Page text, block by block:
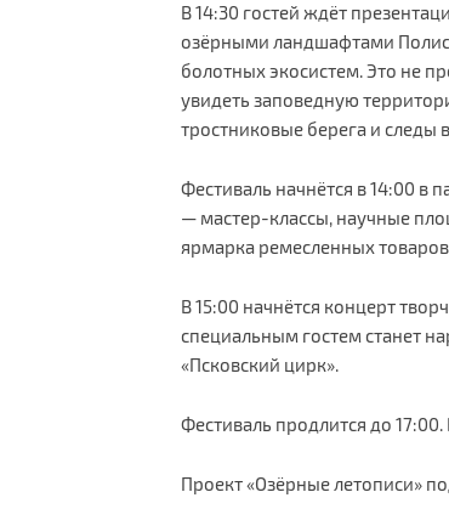
В 14:30 гостей ждёт
озёрными ландшафтами
болотных экосистем. Это не
увидеть заповедную
тростниковые берега и следы
Фестиваль начнётся в 14:00 в
— мастер-классы, научные
ярмарка ремесленных
В 15:00 начнётся концерт
специальным гостем станет
«Псковский цирк».
Фестиваль продлится до
Проект «Озёрные летописи»